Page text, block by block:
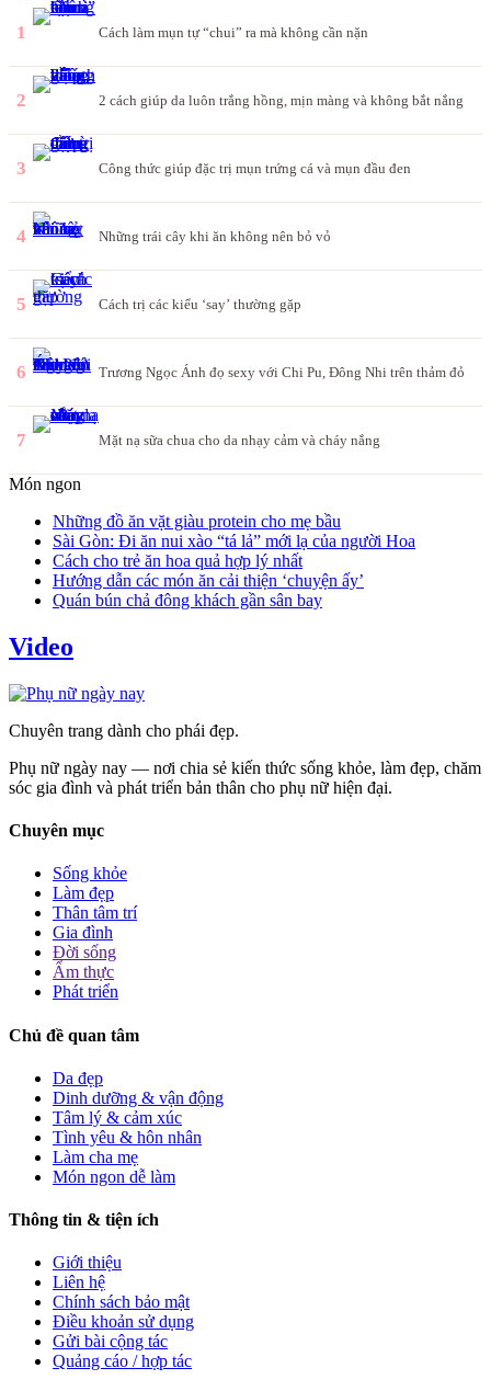
1 Cách làm mụn tự “chui” ra mà không cần nặn
2 2 cách giúp da luôn trắng hồng, mịn màng và không bắt nắng
3 Công thức giúp đặc trị mụn trứng cá và mụn đầu đen
4 Những trái cây khi ăn không nên bỏ vỏ
5 Cách trị các kiểu ‘say’ thường gặp
6 Trương Ngọc Ánh đọ sexy với Chi Pu, Đông Nhi trên thảm đỏ
7 Mặt nạ sữa chua cho da nhạy cảm và cháy nắng
Món ngon
Những đồ ăn vặt giàu protein cho mẹ bầu
Sài Gòn: Đi ăn nui xào “tá lả” mới lạ của người Hoa
Cách cho trẻ ăn hoa quả hợp lý nhất
Hướng dẫn các món ăn cải thiện ‘chuyện ấy’
Quán bún chả đông khách gần sân bay
Video
Chuyên trang dành cho phái đẹp.
Phụ nữ ngày nay — nơi chia sẻ kiến thức sống khỏe, làm đẹp, chăm
sóc gia đình và phát triển bản thân cho phụ nữ hiện đại.
Chuyên mục
Sống khỏe
Làm đẹp
Thân tâm trí
Gia đình
Đời sống
Ẩm thực
Phát triển
Chủ đề quan tâm
Da đẹp
Dinh dưỡng & vận động
Tâm lý & cảm xúc
Tình yêu & hôn nhân
Làm cha mẹ
Món ngon dễ làm
Thông tin & tiện ích
Giới thiệu
Liên hệ
Chính sách bảo mật
Điều khoản sử dụng
Gửi bài cộng tác
Quảng cáo / hợp tác